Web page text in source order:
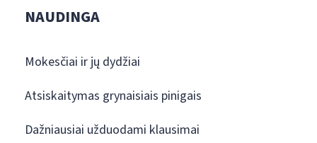
NAUDINGA
Mokesčiai ir jų dydžiai
Atsiskaitymas grynaisiais pinigais
Dažniausiai užduodami klausimai